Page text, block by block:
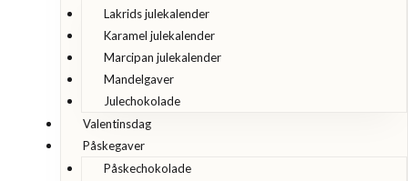
Lakrids julekalender
Karamel julekalender
Marcipan julekalender
Mandelgaver
Julechokolade
Valentinsdag
Påskegaver
Påskechokolade